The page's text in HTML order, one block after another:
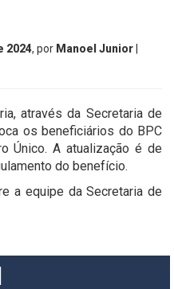
2024, por Manoel Junior
através da Secretaria de
os beneficiários do BPC
Único. A atualização é de
do benefício.
a equipe da Secretaria de